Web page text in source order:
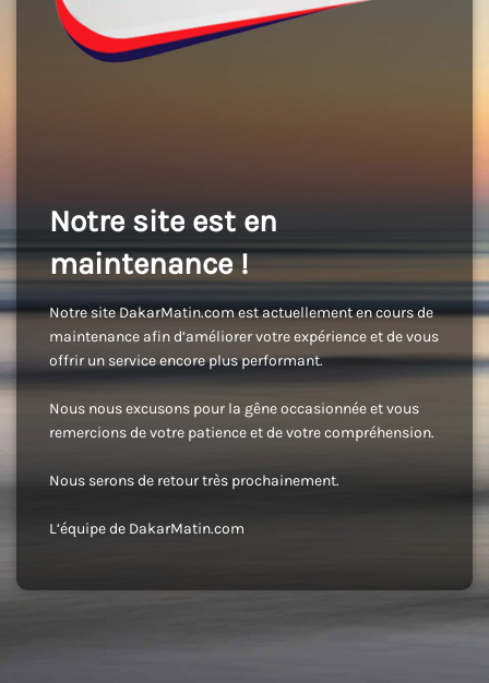
Notre site est en
maintenance !
Notre site DakarMatin.com est actuellement en cours de
maintenance afin d’améliorer votre expérience et de vous
offrir un service encore plus performant.
Nous nous excusons pour la gêne occasionnée et vous
remercions de votre patience et de votre compréhension.
Nous serons de retour très prochainement.
L’équipe de DakarMatin.com